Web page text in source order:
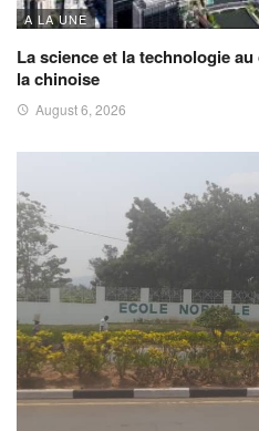
A LA UNE
La science et la technologie
la chinoise
August 6, 2026